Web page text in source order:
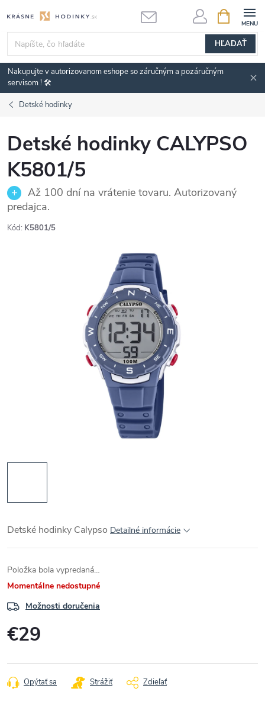
na
obsah
HĽADAŤ
KOŠÍK
Nakupujte v autorizovanom eshope so záručným a pozáručným
servisom ! 🛠️
Detské hodinky
Detské hodinky CALYPSO
K5801/5
Až 100 dní na vrátenie tovaru. Autorizovaný
predajca.
Kód: K5801/5
Detské hodinky Calypso Detailné informácie
Položka bola vypredaná…
Momentálne nedostupné
Možnosti doručenia
€29
cena:
Opýtať sa Strážiť Zdieľať